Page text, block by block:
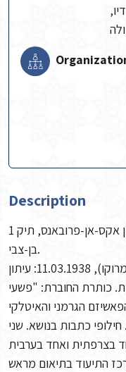
Description
ארכיון אקס-אן-פרובאנס, תיק 1H37 – עמ' 7796-7776, מכון
בן-צבי.
פאס (מרוקו), 11.03.1938: עיתון "La Dépêche de Fès"'
כותרת החוברת: "פשעי
הגרמני והאיטלקי
כתבות בנושא. שני